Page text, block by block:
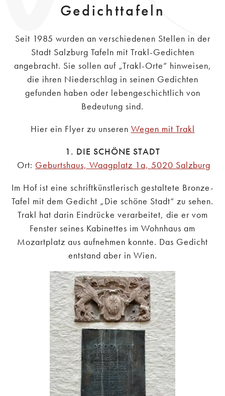
Gedichttafeln
Seit 1985 wurden an verschiedenen Stellen in der
Stadt Salzburg Tafeln mit Trakl-Gedichten
angebracht. Sie sollen auf „Trakl-Orte“ hinweisen,
die ihren Niederschlag in seinen Gedichten
gefunden haben oder lebengeschichtlich von
Bedeutung sind.
Hier ein Flyer zu unseren Wegen mit Trakl
1. DIE SCHÖNE STADT
Ort: Geburtshaus, Waagplatz 1a, 5020 Salzburg
Im Hof ist eine schriftkünstlerisch gestaltete Bronze-
Tafel mit dem Gedicht „Die schöne Stadt“ zu sehen.
Trakl hat darin Eindrücke verarbeitet, die er vom
Fenster seines Kabinettes im Wohnhaus am
Mozartplatz aus aufnehmen konnte. Das Gedicht
entstand aber in Wien.